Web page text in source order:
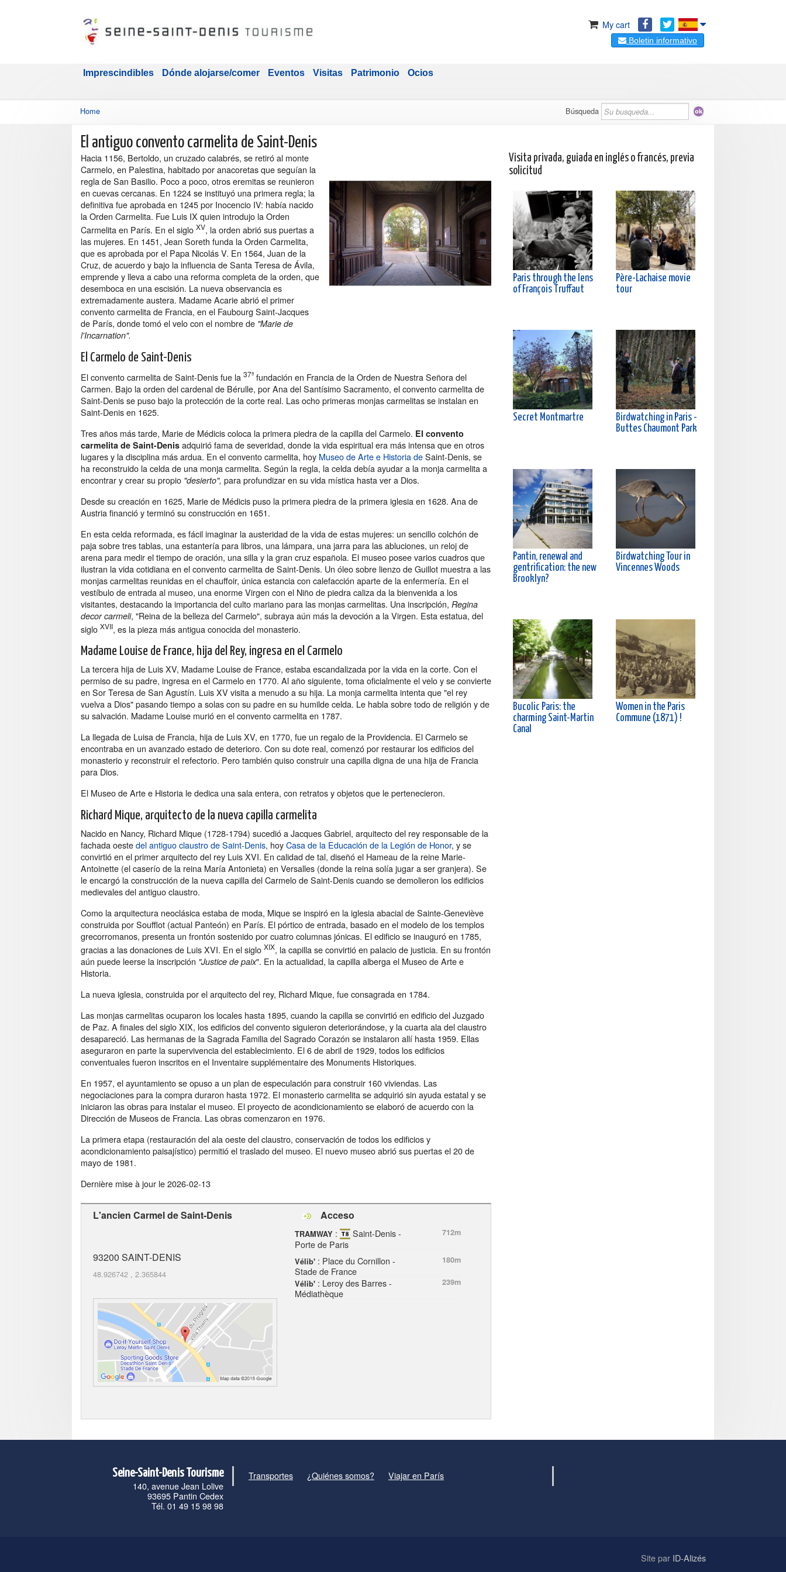
My cart
Boletin informativo
Imprescindibles Dónde alojarse/comer Eventos Visitas Patrimonio Ocios
Home Búsqueda
El antiguo convento carmelita de Saint-Denis
Hacia 1156, Bertoldo, un cruzado calabrés, se retiró al monte
Carmelo, en Palestina, habitado por anacoretas que seguían la
regla de San Basilio. Poco a poco, otros eremitas se reunieron
en cuevas cercanas. En 1224 se instituyó una primera regla; la
definitiva fue aprobada en 1245 por Inocencio IV: había nacido
la Orden Carmelita. Fue Luis IX quien introdujo la Orden
Carmelita en París. En el siglo XV, la orden abrió sus puertas a
las mujeres. En 1451, Jean Soreth funda la Orden Carmelita,
que es aprobada por el Papa Nicolás V. En 1564, Juan de la
Cruz, de acuerdo y bajo la influencia de Santa Teresa de Ávila,
emprende y lleva a cabo una reforma completa de la orden, que
desemboca en una escisión. La nueva observancia es
extremadamente austera. Madame Acarie abrió el primer
convento carmelita de Francia, en el Faubourg Saint-Jacques
de París, donde tomó el velo con el nombre de "Marie de
l'Incarnation".
El Carmelo de Saint-Denis
El convento carmelita de Saint-Denis fue la 37ª fundación en Francia de la Orden de Nuestra Señora del
Carmen. Bajo la orden del cardenal de Bérulle, por Ana del Santísimo Sacramento, el convento carmelita de
Saint-Denis se puso bajo la protección de la corte real. Las ocho primeras monjas carmelitas se instalan en
Saint-Denis en 1625.
Tres años más tarde, Marie de Médicis coloca la primera piedra de la capilla del Carmelo. El convento
carmelita de Saint-Denis adquirió fama de severidad, donde la vida espiritual era más intensa que en otros
lugares y la disciplina más ardua. En el convento carmelita, hoy Museo de Arte e Historia deSaint-Denis, se
ha reconstruido la celda de una monja carmelita. Según la regla, la celda debía ayudar a la monja carmelita a
encontrar y crear su propio "desierto", para profundizar en su vida mística hasta ver a Dios.
Desde su creación en 1625, Marie de Médicis puso la primera piedra de la primera iglesia en 1628. Ana de
Austria financió y terminó su construcción en 1651.
En esta celda reformada, es fácil imaginar la austeridad de la vida de estas mujeres: un sencillo colchón de
paja sobre tres tablas, una estantería para libros, una lámpara, una jarra para las abluciones, un reloj de
arena para medir el tiempo de oración, una silla y la gran cruz española. El museo posee varios cuadros que
ilustran la vida cotidiana en el convento carmelita de Saint-Denis. Un óleo sobre lienzo de Guillot muestra a las
monjas carmelitas reunidas en el chauffoir, única estancia con calefacción aparte de la enfermería. En el
vestíbulo de entrada al museo, una enorme Virgen con el Niño de piedra caliza da la bienvenida a los
visitantes, destacando la importancia del culto mariano para las monjas carmelitas. Una inscripción, Regina
decor carmeli, "Reina de la belleza del Carmelo", subraya aún más la devoción a la Virgen. Esta estatua, del
siglo XVII, es la pieza más antigua conocida del monasterio.
Madame Louise de France, hija del Rey, ingresa en el Carmelo
La tercera hija de Luis XV, Madame Louise de France, estaba escandalizada por la vida en la corte. Con el
permiso de su padre, ingresa en el Carmelo en 1770. Al año siguiente, toma oficialmente el velo y se convierte
en Sor Teresa de San Agustín. Luis XV visita a menudo a su hija. La monja carmelita intenta que "el rey
vuelva a Dios" pasando tiempo a solas con su padre en su humilde celda. Le habla sobre todo de religión y de
su salvación. Madame Louise murió en el convento carmelita en 1787.
La llegada de Luisa de Francia, hija de Luis XV, en 1770, fue un regalo de la Providencia. El Carmelo se
encontraba en un avanzado estado de deterioro. Con su dote real, comenzó por restaurar los edificios del
monasterio y reconstruir el refectorio. Pero también quiso construir una capilla digna de una hija de Francia
para Dios.
El Museo de Arte e Historia le dedica una sala entera, con retratos y objetos que le pertenecieron.
Richard Mique, arquitecto de la nueva capilla carmelita
Nacido en Nancy, Richard Mique (1728-1794) sucedió a Jacques Gabriel, arquitecto del rey responsable de la
fachada oestedel antiguo claustro de Saint-Denis, hoyCasa de la Educación de la Legión de Honor, y se
convirtió en el primer arquitecto del rey Luis XVI. En calidad de tal, diseñó el Hameau de la reine Marie-
Antoinette (el caserío de la reina María Antonieta) en Versalles (donde la reina solía jugar a ser granjera). Se
le encargó la construcción de la nueva capilla del Carmelo de Saint-Denis cuando se demolieron los edificios
medievales del antiguo claustro.
Como la arquitectura neoclásica estaba de moda, Mique se inspiró en la iglesia abacial de Sainte-Geneviève
construida por Soufflot (actual Panteón) en París. El pórtico de entrada, basado en el modelo de los templos
grecorromanos, presenta un frontón sostenido por cuatro columnas jónicas. El edificio se inauguró en 1785,
gracias a las donaciones de Luis XVI. En el siglo XIX, la capilla se convirtió en palacio de justicia. En su frontón
aún puede leerse la inscripción "Justice de paix". En la actualidad, la capilla alberga el Museo de Arte e
Historia.
La nueva iglesia, construida por el arquitecto del rey, Richard Mique, fue consagrada en 1784.
Las monjas carmelitas ocuparon los locales hasta 1895, cuando la capilla se convirtió en edificio del Juzgado
de Paz. A finales del siglo XIX, los edificios del convento siguieron deteriorándose, y la cuarta ala del claustro
desapareció. Las hermanas de la Sagrada Familia del Sagrado Corazón se instalaron allí hasta 1959. Ellas
aseguraron en parte la supervivencia del establecimiento. El 6 de abril de 1929, todos los edificios
conventuales fueron inscritos en el Inventaire supplémentaire des Monuments Historiques.
En 1957, el ayuntamiento se opuso a un plan de especulación para construir 160 viviendas. Las
negociaciones para la compra duraron hasta 1972. El monasterio carmelita se adquirió sin ayuda estatal y se
iniciaron las obras para instalar el museo. El proyecto de acondicionamiento se elaboró de acuerdo con la
Dirección de Museos de Francia. Las obras comenzaron en 1976.
La primera etapa (restauración del ala oeste del claustro, conservación de todos los edificios y
acondicionamiento paisajístico) permitió el traslado del museo. El nuevo museo abrió sus puertas el 20 de
mayo de 1981.
Dernière mise à jour le2026-02-13
L'ancien Carmel de Saint-Denis
93200 SAINT-DENIS
48.926742 , 2.365844
Acceso
TRAMWAY :
Saint-Denis -
Porte de Paris
712m
Vélib' : Place du Cornillon -
Stade de France
180m
Vélib' : Leroy des Barres -
Médiathèque
239m
Visita privada, guiada en inglés o francés, previa
solicitud
Paris through the lens
of François Truffaut
Père-Lachaise movie
tour
Secret Montmartre
Birdwatching in Paris -
Buttes Chaumont Park
Pantin, renewal and
gentrification: the new
Brooklyn?
Birdwatching Tour in
Vincennes Woods
Bucolic Paris: the
charming Saint-Martin
Canal
Women in the Paris
Commune (1871) !
Seine-Saint-Denis Tourisme
140, avenue Jean Lolive
93695 Pantin Cedex
Tél. 01 49 15 98 98
Transportes ¿Quiénes somos? Viajar en París
Site par ID-Alizés